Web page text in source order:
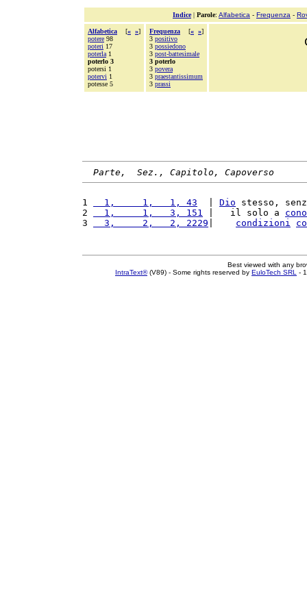
Indice| Parole: Alfabetica - Frequenza -
Alfabetica [« »]
potere 98
poteri 17
poterla 1
poterlo 3
potersi 1
potervi 1
potesse 5
Frequenza [« »]
3 positivo
3 possiedono
3 post-battesimale
3 poterlo
3 povera
3 praestantissimum
3 prassi
Parte,  Sez., Capitolo, Capoverso
1
  1,     1,   1, 43
Dio stesso,
2
  1,     1,   3, 151
|   il solo a
3
  3,     2,   2, 2229
condizioni
Best viewed with any
IntraText®(V89) - Some rights reserved by EuloTech SRL -